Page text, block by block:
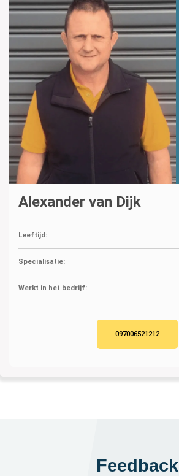
Alexander van Dijk
Leeftijd:
Specialisatie:
Werkt in het bedrijf:
097006521212
Feedback